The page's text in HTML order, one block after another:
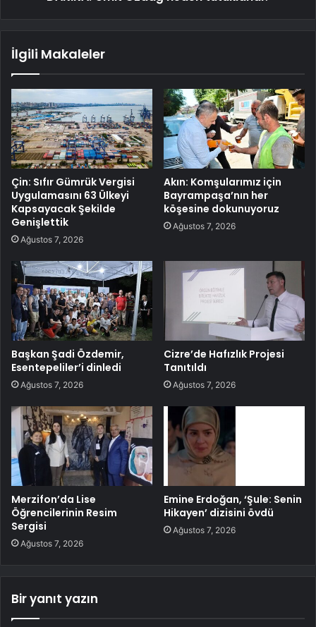
İlgili Makaleler
Çin: Sıfır Gümrük Vergisi
Uygulamasını 63 Ülkeyi
Kapsayacak Şekilde
Genişlettik
Ağustos 7, 2026
Akın: Komşularımız için
Bayrampaşa’nın her
köşesine dokunuyoruz
Ağustos 7, 2026
Başkan Şadi Özdemir,
Esentepeliler’i dinledi
Ağustos 7, 2026
Cizre’de Hafızlık Projesi
Tanıtıldı
Ağustos 7, 2026
Merzifon’da Lise
Öğrencilerinin Resim
Sergisi
Ağustos 7, 2026
Emine Erdoğan, ‘Şule: Senin
Hikayen’ dizisini övdü
Ağustos 7, 2026
Bir yanıt yazın